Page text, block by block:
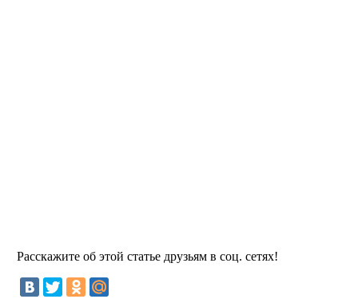
Расскажите об этой статье друзьям в соц. сетях!